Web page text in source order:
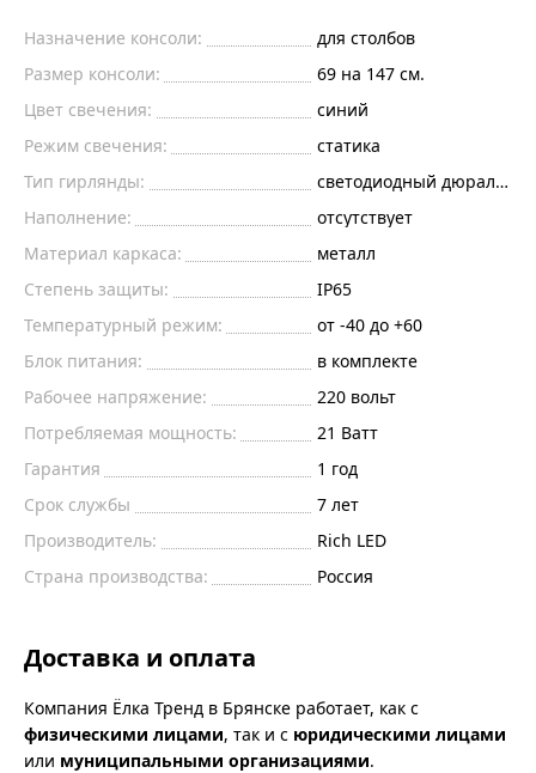
Назначение консоли:
для столбов
Размер консоли:
69 на 147 см.
Цвет свечения:
синий
Режим свечения:
статика
Тип гирлянды:
светодиодный дюралайт
Наполнение:
отсутствует
Материал каркаса:
металл
Степень защиты:
IP65
Температурный режим:
от -40 до +60
Блок питания:
в комплекте
Рабочее напряжение:
220 вольт
Потребляемая мощность:
21 Ватт
Гарантия
1 год
Срок службы
7 лет
Производитель:
Rich LED
Страна производства:
Россия
Доставка и оплата
Компания Ёлка Тренд в Брянске работает, как с
физическими лицами, так и с юридическими лицами
или муниципальными организациями.